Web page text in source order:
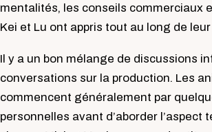
mentalités, les conseils commerciaux
Kei et Lu ont appris tout au long de
Il y a un bon mélange de discussions
conversations sur la production. Les
commencent généralement par
personnelles avant d’aborder l’aspect